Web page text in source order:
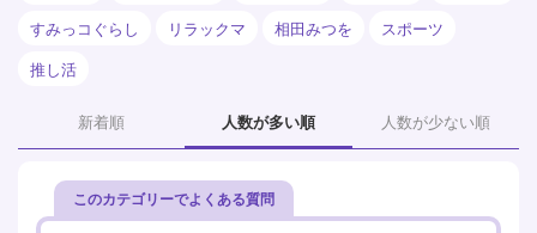
すみっコぐらし
リラックマ 相田みつを
スポーツ
推し活
新着順 人数が多い順 人数が少ない順
このカテゴリーでよくある質問